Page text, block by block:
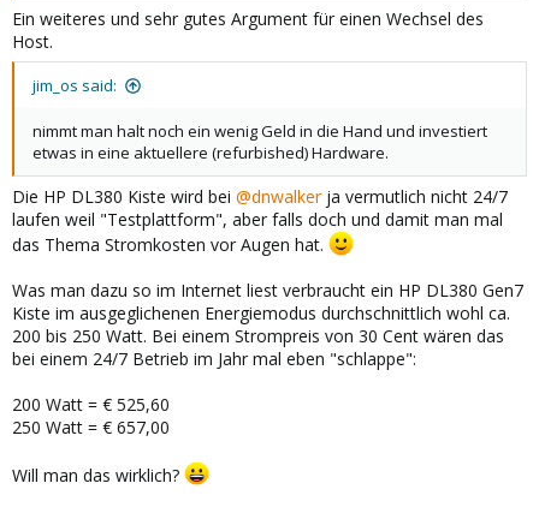
Ein weiteres und sehr gutes Argument für einen Wechsel des
Host.
jim_os said:
nimmt man halt noch ein wenig Geld in die Hand und investiert
etwas in eine aktuellere (refurbished) Hardware.
Die HP DL380 Kiste wird bei @dnwalkerja vermutlich nicht 24/7
laufen weil "Testplattform", aber falls doch und damit man mal
das Thema Stromkosten vor Augen hat.
Was man dazu so im Internet liest verbraucht ein HP DL380 Gen7
Kiste im ausgeglichenen Energiemodus durchschnittlich wohl ca.
200 bis 250 Watt. Bei einem Strompreis von 30 Cent wären das
bei einem 24/7 Betrieb im Jahr mal eben "schlappe":
200 Watt = € 525,60
250 Watt = € 657,00
Will man das wirklich?